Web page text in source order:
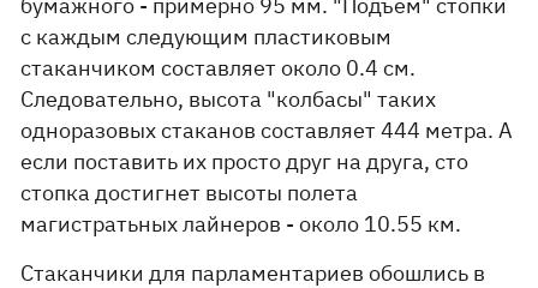
с каждым следующим пластиковым
стаканчиком составляет около 0.4 см.
Следовательно, высота "колбасы" таких
одноразовых стаканов составляет 444 метра. А
если поставить их просто друг на друга, сто
стопка достигнет высоты полета
магистратьных лайнеров - около 10.55 км.
Стаканчики для парламентариев обошлись в